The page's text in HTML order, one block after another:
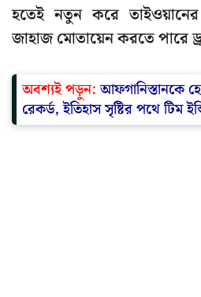
হতেই নতুন করে
জাহাজ মোতায়েন করতে পারে
অবশ্যই পড়ুন:আফগানিস্তানকে
রেকর্ড, ইতিহাস সৃষ্টির পথে টিম